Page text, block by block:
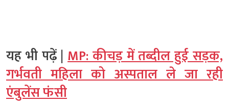
यह भी पढ़ें |MP: कीचड़ में तब्दील हुई सड़क,
गर्भवती महिला को अस्पताल ले जा रही
एंबुलेंस फंसी